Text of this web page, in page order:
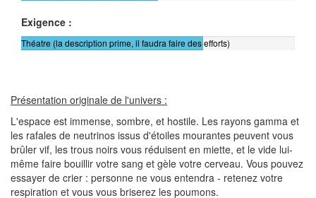
Exigence :
Théatre (la description prime, il faudra faire des efforts)
Présentation originale de l'univers :
L'espace est immense, sombre, et hostile. Les rayons gamma et
les rafales de neutrinos issus d'étoiles mourantes peuvent vous
brûler vif, les trous noirs vous réduisent en miette, et le vide lui-
même faire bouillir votre sang et gèle votre cerveau. Vous pouvez
essayer de crier : personne ne vous entendra - retenez votre
respiration et vous vous briserez les poumons.